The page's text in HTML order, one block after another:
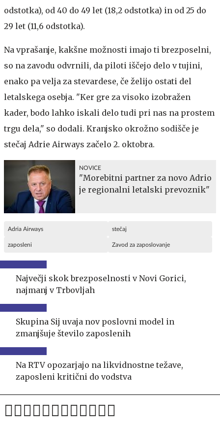
odstotka), od 40 do 49 let (18,2 odstotka) in od 25 do
29 let (11,6 odstotka).
Na vprašanje, kakšne možnosti imajo ti brezposelni,
so na zavodu odvrnili, da piloti iščejo delo v tujini,
enako pa velja za stevardese, če želijo ostati del
letalskega osebja. "Ker gre za visoko izobražen
kader, bodo lahko iskali delo tudi pri nas na prostem
trgu dela," so dodali. Kranjsko okrožno sodišče je
stečaj Adrie Airways začelo 2. oktobra.
NOVICE
"Morebitni partner za novo Adrio
je regionalni letalski prevoznik"
Adria Airways stečaj
zaposleni Zavod za zaposlovanje
Največji skok brezposelnosti v Novi Gorici,
najmanj v Trbovljah
Skupina Sij uvaja nov poslovni model in
zmanjšuje število zaposlenih
Na RTV opozarjajo na likvidnostne težave,
zaposleni kritični do vodstva